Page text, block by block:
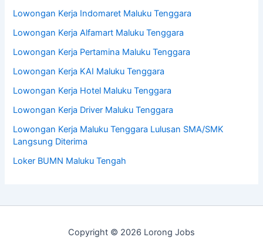
Lowongan Kerja Indomaret Maluku Tenggara
Lowongan Kerja Alfamart Maluku Tenggara
Lowongan Kerja Pertamina Maluku Tenggara
Lowongan Kerja KAI Maluku Tenggara
Lowongan Kerja Hotel Maluku Tenggara
Lowongan Kerja Driver Maluku Tenggara
Lowongan Kerja Maluku Tenggara Lulusan SMA/SMK
Langsung Diterima
Loker BUMN Maluku Tengah
Copyright © 2026 Lorong Jobs